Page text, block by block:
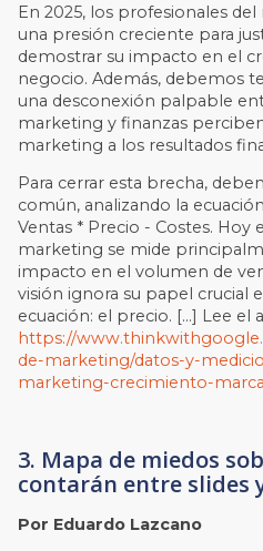
En 2025, los profesionales
una presión creciente para
demostrar su impacto en el
negocio. Además, debemos
una desconexión palpable
marketing y finanzas
marketing a los resultados
Para cerrar esta brecha,
común, analizando la
Ventas * Precio - Costes. Hoy
marketing se mide
impacto en el volumen de
visión ignora su papel crucial
ecuación: el precio. […] Lee
https://
de-marketing/datos-y-
marketing-crecimiento-
3. Mapa de miedos
contarán entre slides
Por Eduardo Lazcano